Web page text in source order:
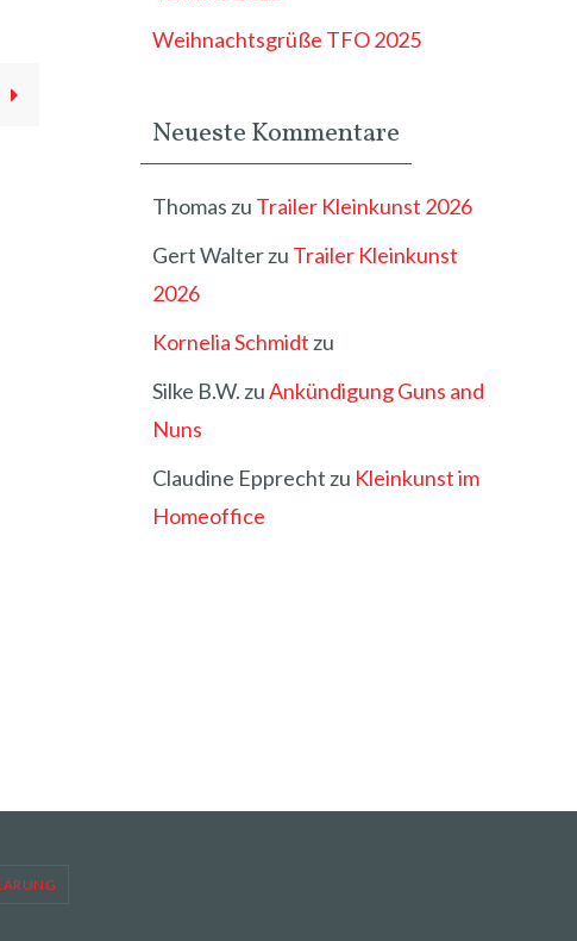
Weihnachtsgrüße TFO 2025
Neueste Kommentare
Thomas zu Trailer Kleinkunst 2026
Gert Walterzu Trailer Kleinkunst
2026
Kornelia Schmidt zu
Silke B.W. zuAnkündigung Guns and
Nuns
Claudine Epprecht zu Kleinkunst im
Homeoffice